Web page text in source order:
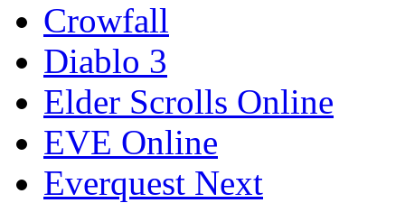
Crowfall
Diablo 3
Elder Scrolls Online
EVE Online
Everquest Next